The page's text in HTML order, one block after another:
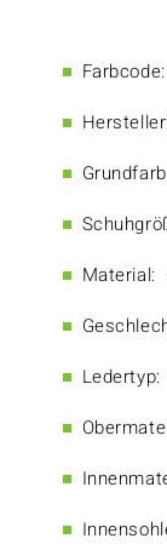
Farbcode:
Material:
Ledertyp: